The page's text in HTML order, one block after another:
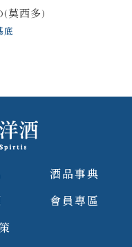
莫西多)
底
酒品事典
會員專區